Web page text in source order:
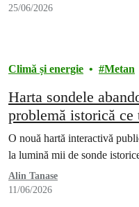
25/06/2026
Climă și energie Metan
Harta sondele
problemă istorică
marii poluatori
O nouă hartă interactivă
la lumină mii de sonde
Alin Tanase
11/06/2026